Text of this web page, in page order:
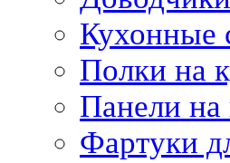
Кухонные
Полки на
Панели
Фартуки